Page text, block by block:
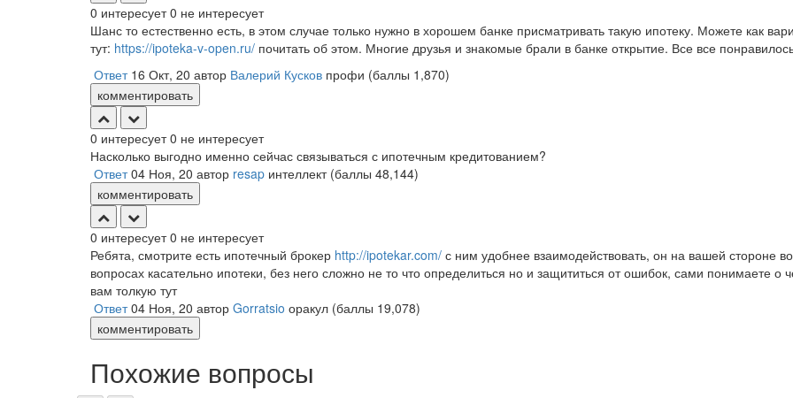
0 интересует 0 не интересует
Шанс то естественно есть, в этом случае только нужно в хорошем банке присматривать такую ипотеку. Можете как
тут: https://ipoteka-v-open.ru/ почитать об этом. Многие друзья и знакомые брали в банке открытие. Все все
Ответ 16 Окт, 20 автор Валерий Кусков профи (баллы 1,870)
комментировать
0 интересует 0 не интересует
Насколько выгодно именно сейчас связываться с ипотечным кредитованием?
Ответ 04 Ноя, 20 автор resap интеллект (баллы 48,144)
комментировать
0 интересует 0 не интересует
Ребята, смотрите есть ипотечный брокер http://ipotekar.com/ с ним удобнее взаимодействовать, он на вашей стороне
вопросах касательно ипотеки, без него сложно не то что определиться но и защититься от ошибок, сами понимаете о
вам толкую тут
Ответ 04 Ноя, 20 автор Gorratsio оракул (баллы 19,078)
комментировать
Похожие вопросы